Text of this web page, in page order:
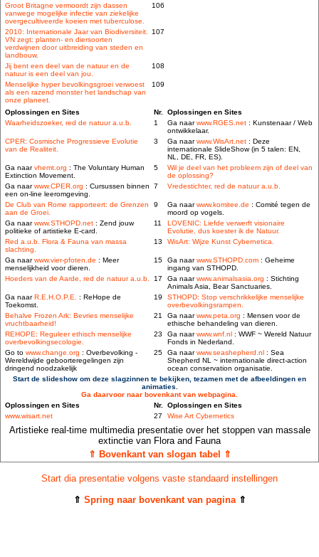
Groot Britagne vermoordt zijn dassen
vanwege mogelijke infectie van ziekelijke
overgecultiveerde koeien met tuberculose.
106
2010: Internationale Jaar van Biodiversiteit.
VN zegt: planten- en diersoorten
verdwijnen door uitbreiding van steden en
landbouw.
107
Jij bent een deel van de natuur en de
natuur is een deel van jou.
108
Menselijke hyper bevolkingsgroei verwoest
als een razend monster het landschap van
onze planeet.
109
Oplossingen en Sites Nr. Oplossingen en Sites
Waarheidszoeker, red de natuur a.u.b.
1 Ga naarwww.RGES.net : Kunstenaar / Web
ontwikkelaar.
CPER: Cosmische Progressieve Evolutie
van de Realiteit.
3 Ga naarwww.WisArt.net : Deze
internationale SlideShow (in 5 talen: EN,
NL, DE, FR, ES).
Ga naarvhemt.org : The Voluntary Human
Extinction Movement.
5
Wil je deel van het probleem zijn of deel van
de oplossing?
Ga naarwww.CPER.org : Cursussen binnen
een on-line leeromgeving.
7 Vredestichter, red de natuur a.u.b.
De Club van Rome rapporteert: de Grenzen
aan de Groei.
9 Ga naarwww.komitee.de : Comité tegen de
moord op vogels.
Ga naarwww.STHOPD.net : Zend jouw
politieke of artistieke E-card.
11
LOVENIC: Liefde verwerft visionaire
Evolutie, dus koester ik de Natuur.
Red a.u.b. Flora & Fauna van massa
slachting.
13 WisArt: Wijze Kunst Cybernetica.
Ga naarwww.vier-pfoten.de : Meer
menselijkheid voor dieren.
15 Ga naarwww.STHOPD.com : Geheime
ingang van STHOPD.
Hoeders van de Aarde, red de natuur a.u.b.
17 Ga naarwww.animalsasia.org : Stichting
Animals Asia, Bear Sanctuaries.
Ga naarR.E.H.O.P.E. : ReHope de
Toekomst.
19
STHOPD: Stop verschrikkelijke menselijke
overbevolkingsrampen.
Behalve Frozen Ark: Bevries menselijke
vruchtbaarheid!
21 Ga naarwww.peta.org : Mensen voor de
ethische behandeling van dieren.
REHOPE: Reguleer ethisch menselijke
overbevolkingsecologie.
23 Ga naarwww.wnf.nl : WWF ~ Wereld Natuur
Fonds in Nederland.
Go to www.change.org : Overbevolking -
Wereldwijde geboorteregelingen zijn
dringend noodzakelijk
25 Ga naarwww.seashepherd.nl : Sea
Shepherd NL ~ internationale direct-action
ocean conservation organisatie.
Start de slideshow om deze slagzinnen te bekijken, tezamen met de afbeeldingen en
animaties.
Ga daarvoor naar bovenkant van webpagina.
Oplossingen en Sites
Nr. Oplossingen en Sites
www.wisart.net
27 Wise Art Cybernetics
Artistieke real-time multimedia presentatie over het stoppen van massale
extinctie van Flora and Fauna
⇑ Bovenkant van slogan tabel ⇑
Start dia presentatie volgens vaste standaard instellingen
⇑ Spring naar bovenkant van pagina⇑